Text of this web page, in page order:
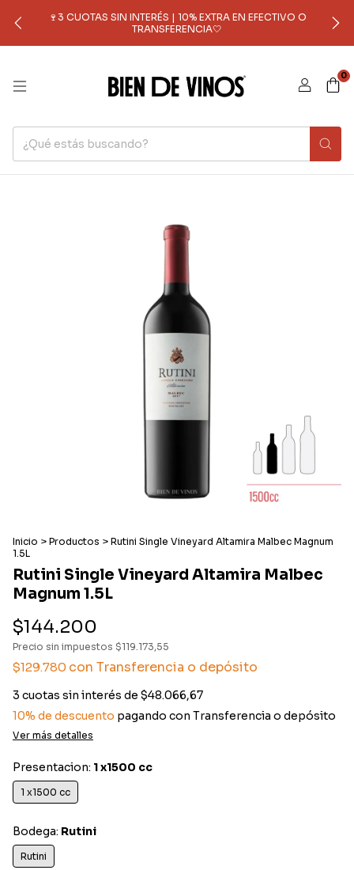
🍷3 CUOTAS SIN INTERÉS | 10% EXTRA EN EFECTIVO O
TRANSFERENCIA🤍
0
Inicio > Productos > Rutini Single Vineyard Altamira Malbec Magnum
1.5L
Rutini Single Vineyard Altamira Malbec
Magnum 1.5L
$144.200
Precio sin impuestos $119.173,55
$129.780 con Transferencia o depósito
3 cuotas sin interés de $48.066,67
10% de descuento pagando con Transferencia o depósito
Ver más detalles
Presentacion: 1 x1500 cc
1 x1500 cc
Bodega: Rutini
Rutini